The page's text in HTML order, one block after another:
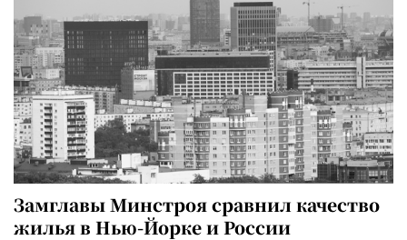
Замглавы Минстроя сравнил качество
жилья в Нью-Йорке и России